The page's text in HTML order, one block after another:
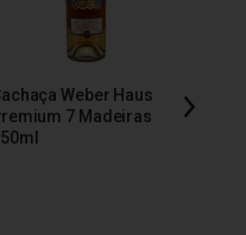
Weber Haus
7 Madeiras